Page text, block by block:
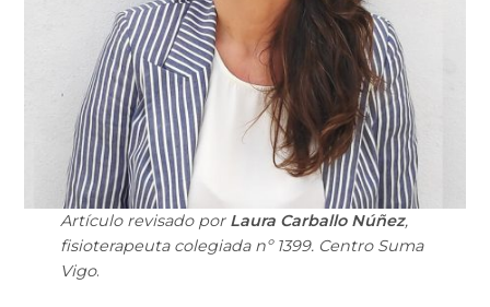
Artículo revisado por Laura Carballo Núñez,
fisioterapeuta colegiada nº 1399. Centro Suma
Vigo.